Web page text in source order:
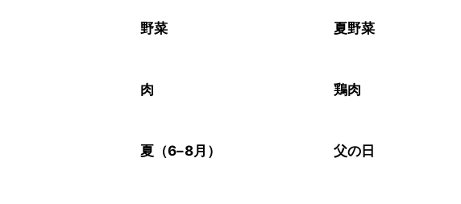
※日持ちは目安です。
野菜 夏野菜
肉 鶏肉
夏（6–8月） 父の日